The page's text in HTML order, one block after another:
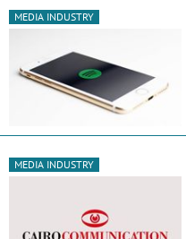
MEDIA INDUSTRY
MEDIA INDUSTRY